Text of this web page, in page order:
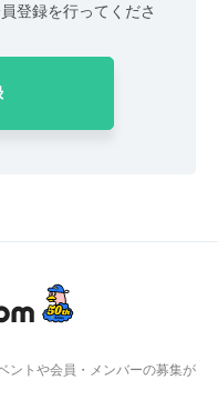
登録を行ってくださ
ントや会員・メンバーの募集が